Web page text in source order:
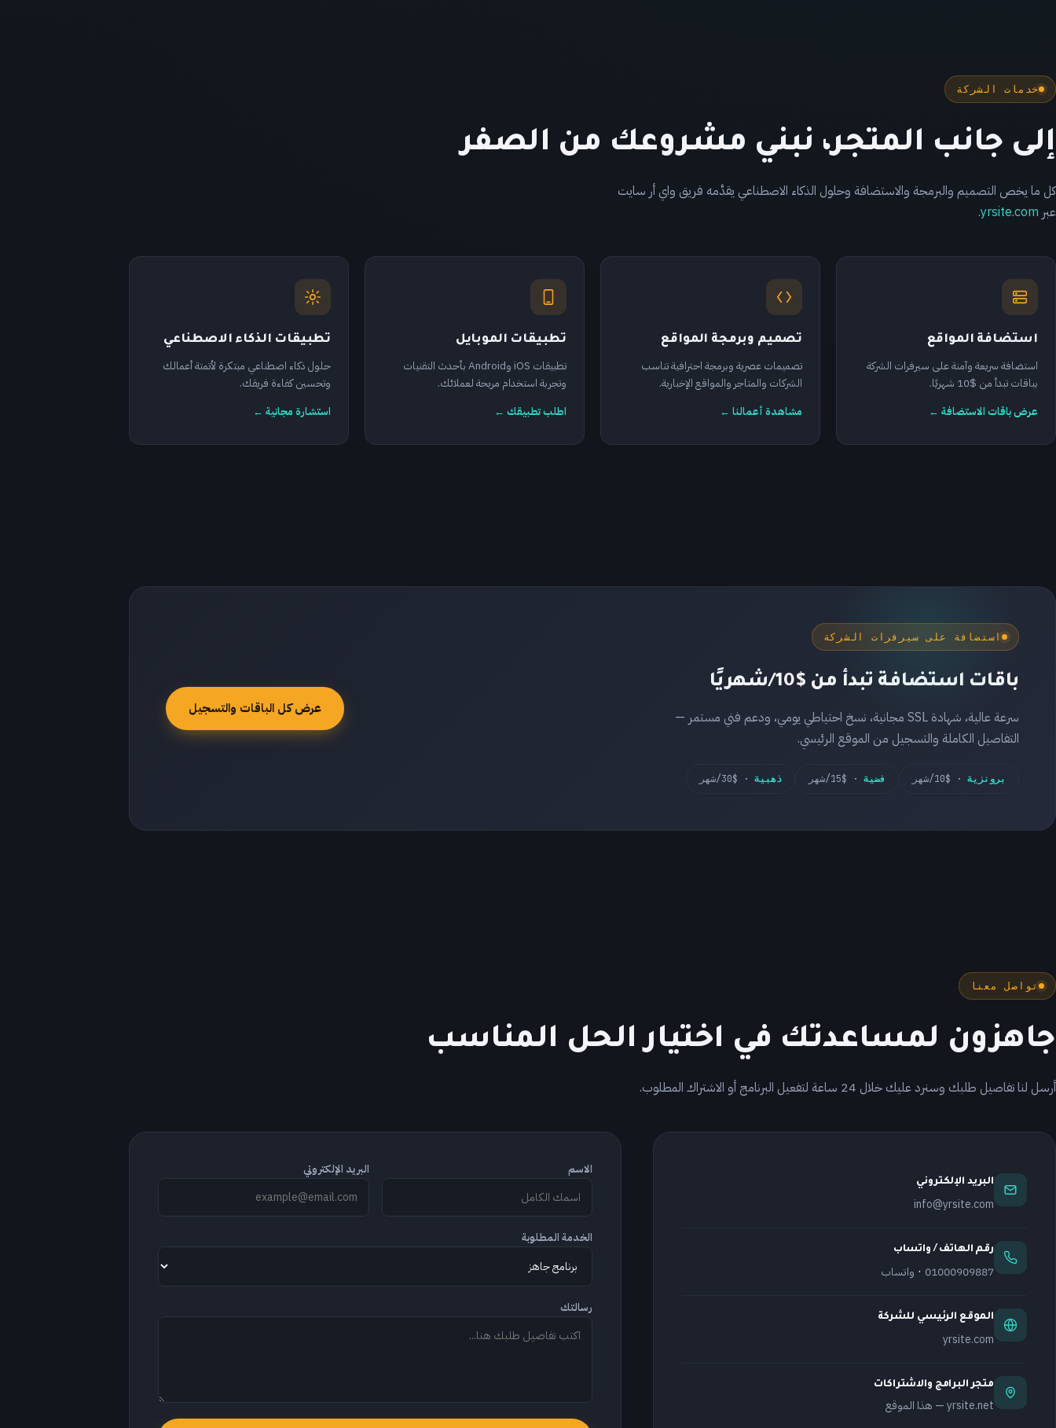
خدمات الشركة
إلى جانب المتجر، نبني مشروعك من الصفر
كل ما يخص التصميم والبرمجة والاستضافة وحلول الذكاء الاصطناعي يقدَّمه فريق واي أر سايت
عبر yrsite.com
.
استضافة المواقع
استضافة سريعة وآمنة على سيرفرات الشركة
بباقات تبدأ من $10 شهريًا.
عرض باقات الاستضافة ←
تصميم وبرمجة المواقع
تصميمات عصرية وبرمجة احترافية تناسب
الشركات والمتاجر والمواقع الإخبارية.
مشاهدة أعمالنا ←
تطبيقات الموبايل
تطبيقات iOS وAndroid بأحدث التقنيات
وتجربة استخدام مريحة لعملائك.
اطلب تطبيقك ←
تطبيقات الذكاء الاصطناعي
حلول ذكاء اصطناعي مبتكرة لأتمتة أعمالك
وتحسين كفاءة فريقك.
استشارة مجانية ←
استضافة على سيرفرات الشركة
باقات استضافة تبدأ من $10/شهريًا
سرعة عالية، شهادة SSL مجانية، نسخ احتياطي يومي، ودعم فني مستمر —
التفاصيل الكاملة والتسجيل من الموقع الرئيسي.
برونزية · $10/شهر فضية · $15/شهر ذهبية · $30/شهر
عرض كل الباقات والتسجيل
تواصل معنا
جاهزون لمساعدتك في اختيار الحل المناسب
أرسل لنا تفاصيل طلبك وسنرد عليك خلال 24 ساعة لتفعيل البرنامج أو الاشتراك المطلوب.
البريد الإلكتروني
info@yrsite.com
رقم الهاتف / واتساب
01000909887
· واتساب
الموقع الرئيسي للشركة
yrsite.com
متجر البرامج والاشتراكات
yrsite.net — هذا الموقع
الاسم البريد الإلكتروني
الخدمة المطلوبة
رسالتك